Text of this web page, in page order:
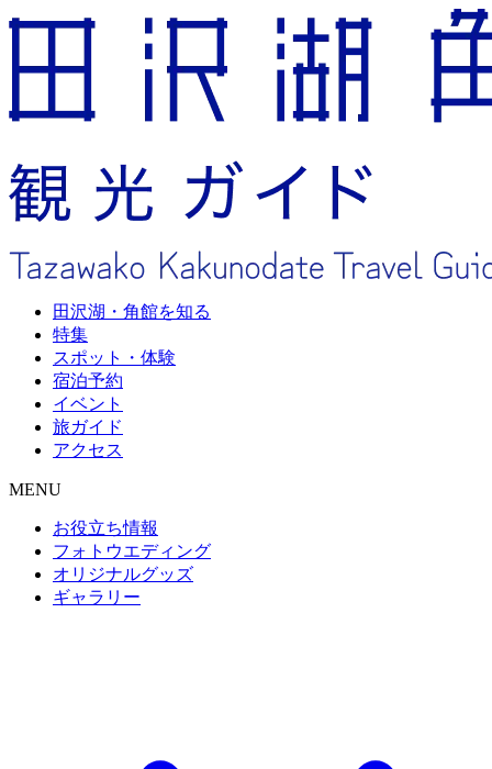
田沢湖・角館を知る
特集
スポット・体験
宿泊予約
イベント
旅ガイド
アクセス
MENU
お役立ち情報
フォトウエディング
オリジナルグッズ
ギャラリー